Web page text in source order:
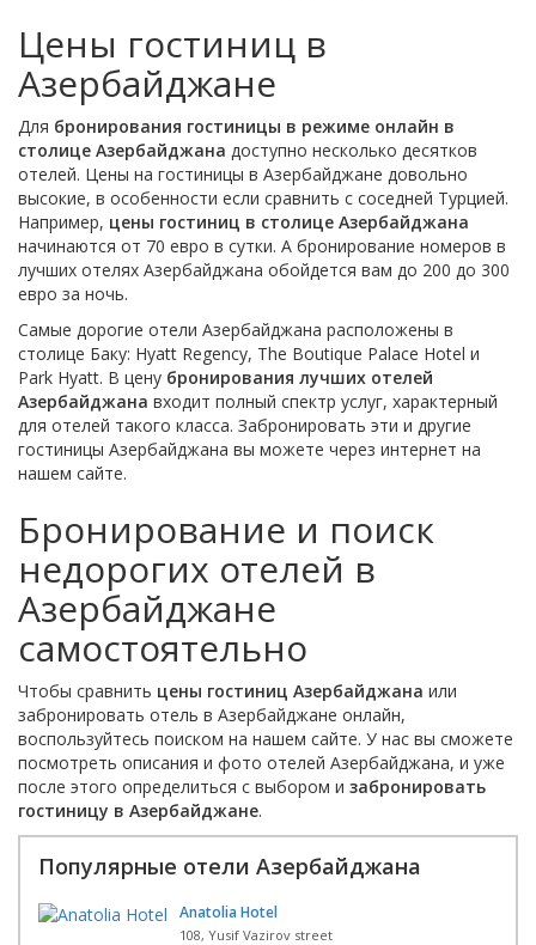
Цены гостиниц в
Азербайджане
Для бронирования гостиницы в режиме онлайн в
столице Азербайджана доступно несколько десятков
отелей. Цены на гостиницы в Азербайджане довольно
высокие, в особенности если сравнить с соседней Турцией.
Например, цены гостиниц в столице Азербайджана
начинаются от 70 евро в сутки. А бронирование номеров в
лучших отелях Азербайджана обойдется вам до 200 до 300
евро за ночь.
Самые дорогие отели Азербайджана расположены в
столице Баку: Hyatt Regency, The Boutique Palace Hotel и
Park Hyatt. В цену бронирования лучших отелей
Азербайджана входит полный спектр услуг, характерный
для отелей такого класса. Забронировать эти и другие
гостиницы Азербайджана вы можете через интернет на
нашем сайте.
Бронирование и поиск
недорогих отелей в
Азербайджане
самостоятельно
Чтобы сравнить цены гостиниц Азербайджана или
забронировать отель в Азербайджане онлайн,
воспользуйтесь поиском на нашем сайте. У нас вы сможете
посмотреть описания и фото отелей Азербайджана, и уже
после этого определиться с выбором и забронировать
гостиницу в Азербайджане.
Популярные отели Азербайджана
Anatolia Hotel
108, Yusif Vazirov street